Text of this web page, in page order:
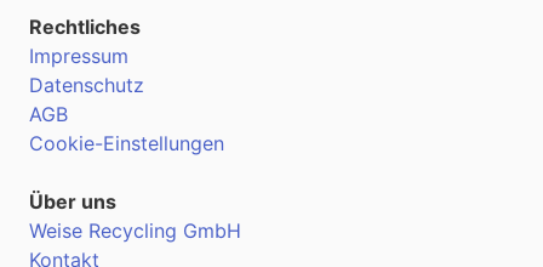
Rechtliches
Impressum
Datenschutz
AGB
Cookie-Einstellungen
Über uns
Weise Recycling GmbH
Kontakt